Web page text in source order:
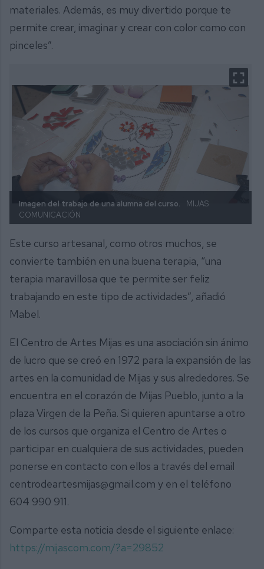
materiales. Además, es muy divertido porque te
permite crear, imaginar y crear con color como con
pinceles”.
Imagen del trabajo de una alumna del curso.
MIJAS
COMUNICACIÓN
Este curso artesanal, como otros muchos, se
convierte también en una buena terapia, “una
terapia maravillosa que te permite ser feliz
trabajando en este tipo de actividades”, añadió
Mabel.
El Centro de Artes Mijas es una asociación sin ánimo
de lucro que se creó en 1972 para la expansión de las
artes en la comunidad de Mijas y sus alrededores. Se
encuentra en el corazón de Mijas Pueblo, junto a la
plaza Virgen de la Peña. Si quieren apuntarse a otro
de los cursos que organiza el Centro de Artes o
participar en cualquiera de sus actividades, pueden
ponerse en contacto con ellos a través del email
centrodeartesmijas@gmail.com y en el teléfono
604 990 911.
Comparte esta noticia desde el siguiente enlace:
https://mijascom.com/?a=29852